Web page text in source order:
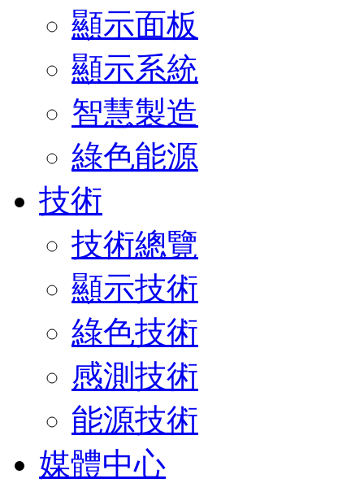
顯示面板
顯示系統
智慧製造
綠色能源
技術
技術總覽
顯示技術
綠色技術
感測技術
能源技術
媒體中心